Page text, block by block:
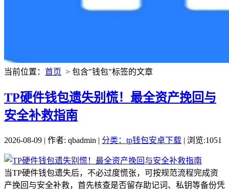
当前位置： 首页 > 包含"钱包"标签的文章
TP硬件钱包遗失别慌！最全资产挽回与
安全补救指南
2026-08-09 | 作者: qbadmin | 分类：tp钱包安卓下载 | 浏览:1051
当TP硬件钱包遗失后，不必过度慌张，可按规范流程完成资
产挽回与安全补救，首先核查是否留存助记词、私钥等备份凭